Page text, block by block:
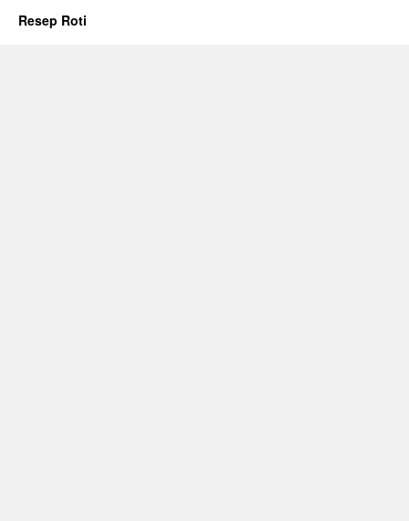
Resep Roti